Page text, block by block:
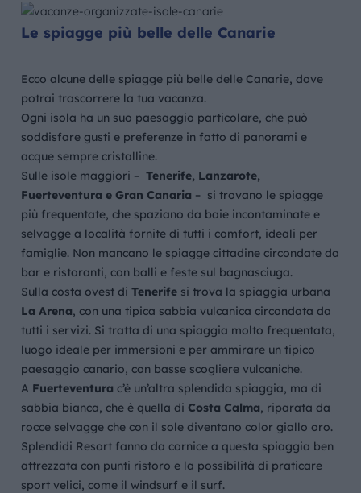
Le spiagge più belle delle Canarie
Ecco alcune delle spiagge più belle delle Canarie, dove
potrai trascorrere la tua vacanza.
Ogni isola ha un suo paesaggio particolare, che può
soddisfare gusti e preferenze in fatto di panorami e
acque sempre cristalline.
Sulle isole maggiori –Tenerife, Lanzarote,
Fuerteventura e Gran Canaria – si trovano le spiagge
più frequentate, che spaziano da baie incontaminate e
selvagge a località fornite di tutti i comfort, ideali per
famiglie. Non mancano le spiagge cittadine circondate da
bar e ristoranti, con balli e feste sul bagnasciuga.
Sulla costa ovest diTenerife si trova la spiaggia urbana
La Arena, con una tipica sabbia vulcanica circondata da
tutti i servizi. Si tratta di una spiaggia molto frequentata,
luogo ideale per immersioni e per ammirare un tipico
paesaggio canario, con basse scogliere vulcaniche.
A Fuerteventura c’è un’altra splendida spiaggia, ma di
sabbia bianca, che è quella di Costa Calma, riparata da
rocce selvagge che con il sole diventano color giallo oro.
Splendidi Resort fanno da cornice a questa spiaggia ben
attrezzata con punti ristoro e la possibilità di praticare
sport velici, come il windsurf e il surf.